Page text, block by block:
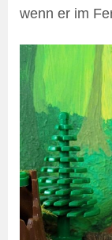
wenn er im